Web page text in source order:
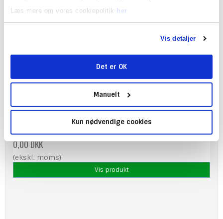
Læs mere om vores cookiepolitik
her
Vis detaljer
Det er OK
Manuelt
Kun nødvendige cookies
Gratis gave - Affiliate Banner Template
Illustrator projektet er sat op, så hvert banner har sit
eget artboard + sit eget Layer.
0,00 DKK
(ekskl. moms)
Vis produkt